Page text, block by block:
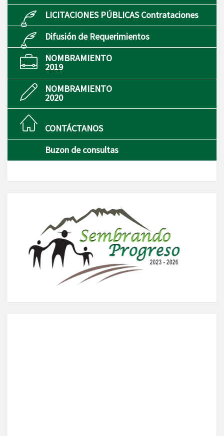
LICITACIONES PÚBLICAS Contrataciones
Difusión de Requerimientos
NOMBRAMIENTO
2019
NOMBRAMIENTO
2020
CONTÁCTANOS
Buzon de consultas